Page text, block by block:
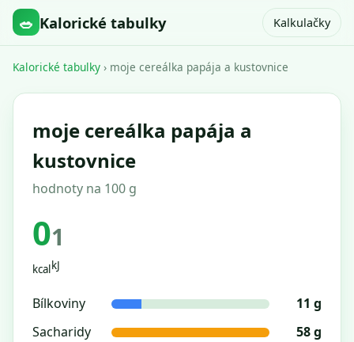
🥗 Kalorické tabulky Kalkulačky
Kalorické tabulky › moje cereálka papája a kustovnice
moje cereálka papája a
kustovnice
hodnoty na 100 g
0
kcal
1
kJ
Bílkoviny
11 g
Sacharidy
58 g